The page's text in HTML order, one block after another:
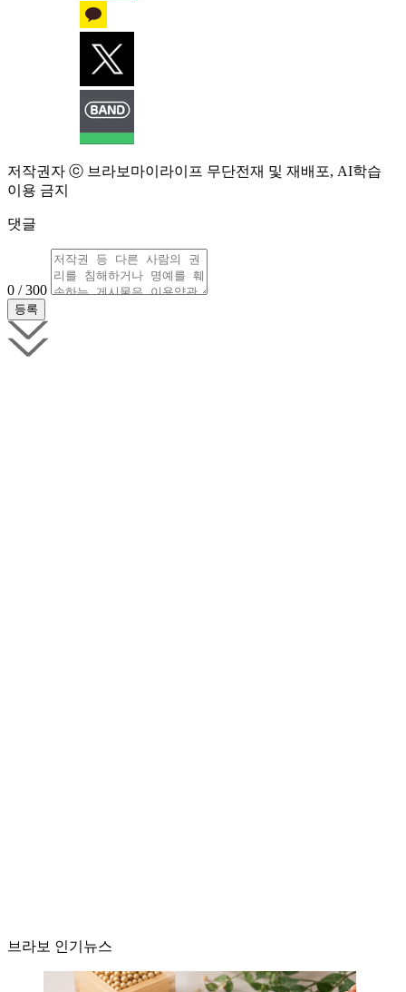
저작권자 ⓒ 브라보마이라이프 무단전재 및 재배포, AI학습
이용 금지
댓글
0 / 300
브라보 인기뉴스